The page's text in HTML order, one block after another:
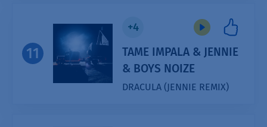
11
+4
TAME IMPALA & JENNIE
& BOYS NOIZE
DRACULA (JENNIE REMIX)